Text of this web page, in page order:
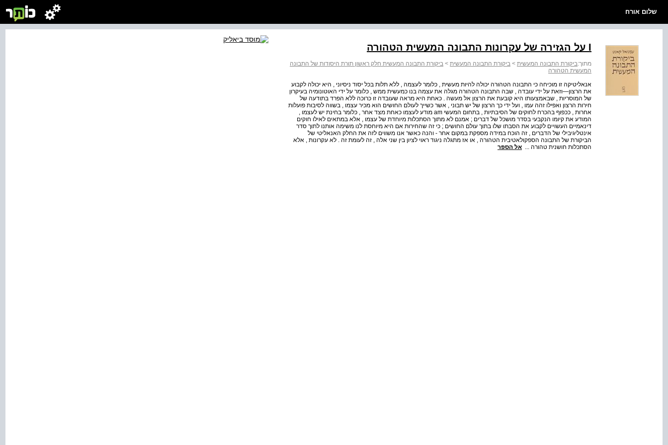
שלום אורח
I על הגזירה של עקרונות התבונה המעשית הטהורה
מתוך:ביקורת התבונה המעשית > ביקורת התבונה המעשית > ביקורת התבונה המעשית חלק ראשון תורת היסודות של התבונה
המעשית הטהורה
אנאליטיקה זו מוכיחה כי התבונה הטהורה יכולה להיות מעשית , כלומר לעצמה , ללא תלות בכל יסוד ניסיוני , היא יכולה לקבוע
את הרצון—וזאת על ידי עובדה , שבה התבונה הטהורה מגלה את עצמה בנו כמעשית ממש , כלומר על ידי האוטונומיה בעיקרון
של המוסריות , שבאמצעותו היא קובעת את הרצון אל מעשה . כאחת היא מראה שעובדה זו כרוכה ללא הפרד בתודעה של
חירות הרצון ואפילו זהה עמו , ועל ידי כך הרצון של יש תבוני , אשר כשייך לעולם החושים הוא מכיר עצמו , בשווה לסיבות פועלות
אחרות , ככפוף בהכרח לחוקים של הסיבתיות , בתחום המעשי am מודע לעצמו כאחת מצד אחר , כלומר בחינת יש לעצמו ,
המודע את קיומו הנקבעי בסדר מושכל של דברים ; אמנם לא מתוך הסתכלות מיוחדת של עצמו , אלא במתאים לאילו חוקים
דינאמיים העשויים לקבוע את הסבתו שלו בתוך עולם החושים ; כי זה שהחירות אם היא מיוחסת לנו משימה אותנו לתוך סדר
אינטליגיבילי של הדברים , זה הוכח במידה מספקת במקום אחר - והנה כאשר אנו משווים לזה את החלק האנאליטי של
הביקורת של התבונה הספקולאטיבית הטהורה , או אז מתגלה ניגוד ראוי לציון בין שני אלה , זה לעומת זה . לא עקרונות , אלא
הסתכלות חושנית טהורה ... אל הספר